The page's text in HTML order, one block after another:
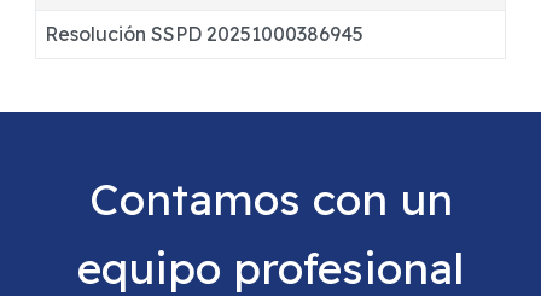
Resolución SSPD 20251000386945
Contamos con un
equipo profesional